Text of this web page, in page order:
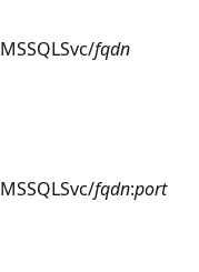
MSSQLSvc/fqdn
MSSQLSvc/fqdn:port